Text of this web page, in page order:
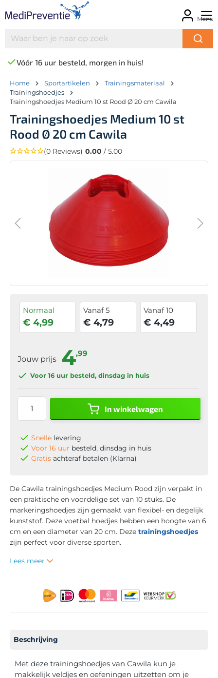
Menu
Vóór 16 uur besteld, morgen in huis!
Home Sportartikelen
Trainingsmateriaal
Trainingshoedjes
Trainingshoedjes Medium 10 st Rood Ø 20 cm Cawila
Trainingshoedjes Medium 10 st
Rood Ø 20 cm Cawila
(0 Reviews) 0.00 / 5.00
Normaal
€ 4,99
Vanaf 5
€ 4,79
Vanaf 10
€ 4,49
Jouw prijs 4,99
Voor 16 uur besteld, dinsdag in huis
In winkelwagen
Snelle levering
Voor 16 uur besteld, dinsdag in huis
Gratis achteraf betalen (Klarna)
De Cawila trainingshoedjes Medium Rood zijn verpakt in
een praktische en voordelige set van 10 stuks. De
markeringshoedjes zijn gemaakt van flexibel- en degelijk
kunststof. Deze voetbal hoedjes hebben een hoogte van 6
cm en een diameter van 20 cm. Deze trainingshoedjes
zijn perfect voor diverse sporten.
Lees meer
Beschrijving
Met deze trainingshoedjes van Cawila kun je
makkelijk veldjes en oefeningen uitzetten om je